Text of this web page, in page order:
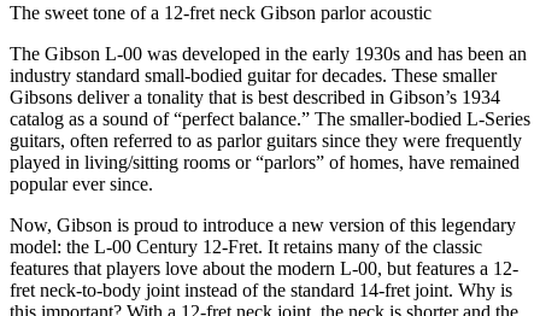
The sweet tone of a 12-fret neck Gibson parlor acoustic
The Gibson L-00 was developed in the early 1930s and has been an
industry standard small-bodied guitar for decades. These smaller
Gibsons deliver a tonality that is best described in Gibson’s 1934
catalog as a sound of “perfect balance.” The smaller-bodied L-Series
guitars, often referred to as parlor guitars since they were frequently
played in living/sitting rooms or “parlors” of homes, have remained
popular ever since.
Now, Gibson is proud to introduce a new version of this legendary
model: the L-00 Century 12-Fret. It retains many of the classic
features that players love about the modern L-00, but features a 12-
fret neck-to-body joint instead of the standard 14-fret joint. Why is
this important? With a 12-fret neck joint, the neck is shorter and the